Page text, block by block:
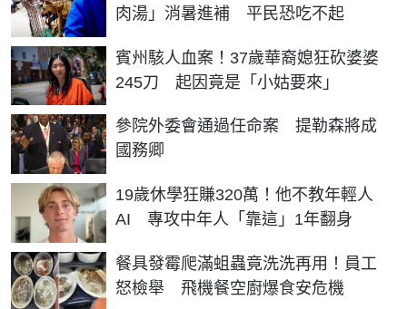
肉湯」消暑進補 平民恐吃不起
賓州駭人血案！37歲華裔媳狂砍婆婆
245刀 起因竟是「小姑要來」
參院外委會通過任命案 提勒森將成
國務卿
19歲休學狂賺320萬！他不教年輕人
AI 專攻中年人「靠這」1年翻身
餐具發霉爬滿蛆蟲竟洗洗再用！員工
怒檢舉 飛機餐空廚爆食安危機